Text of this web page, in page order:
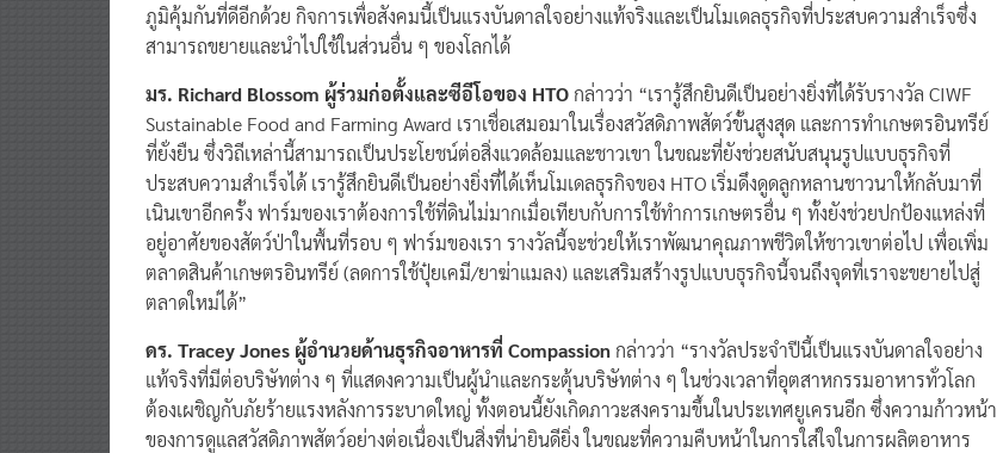
ภูมิคุ้มกันที่ดีอีกด้วย กิจการเพื่อสังคมนี้เป็นแรงบันดาลใจอย่างแท้จริงและเป็นโมเดลธุรกิจที่ประสบความสำเร็จซึ่ง
สามารถขยายและนำไปใช้ในส่วนอื่น ๆ ของโลกได้
มร. Richard Blossom ผู้ร่วมก่อตั้งและซีอีโอของ HTO กล่าวว่า “เรารู้สึกยินดีเป็นอย่างยิ่งที่ได้รับรางวัล CIWF
Sustainable Food and Farming Award เราเชื่อเสมอมาในเรื่องสวัสดิภาพสัตว์ขั้นสูงสุด และการทำเกษตรอินทรีย์
ที่ยั่งยืน ซึ่งวิถีเหล่านี้สามารถเป็นประโยชน์ต่อสิ่งแวดล้อมและชาวเขา ในขณะที่ยังช่วยสนับสนุนรูปแบบธุรกิจที่
ประสบความสำเร็จได้ เรารู้สึกยินดีเป็นอย่างยิ่งที่ได้เห็นโมเดลธุรกิจของ HTO เริ่มดึงดูดลูกหลานชาวนาให้กลับมาที่
เนินเขาอีกครั้ง ฟาร์มของเราต้องการใช้ที่ดินไม่มากเมื่อเทียบกับการใช้ทำการเกษตรอื่น ๆ ทั้งยังช่วยปกป้องแหล่งที่
อยู่อาศัยของสัตว์ป่าในพื้นที่รอบ ๆ ฟาร์มของเรา รางวัลนี้จะช่วยให้เราพัฒนาคุณภาพชีวิตให้ชาวเขาต่อไป เพื่อเพิ่ม
ตลาดสินค้าเกษตรอินทรีย์ (ลดการใช้ปุ๋ยเคมี/ยาฆ่าแมลง) และเสริมสร้างรูปแบบธุรกิจนี้จนถึงจุดที่เราจะขยายไปสู่
ตลาดใหม่ได้”
ดร. Tracey Jones ผู้อำนวยด้านธุรกิจอาหารที่ Compassion กล่าวว่า “รางวัลประจำปีนี้เป็นแรงบันดาลใจอย่าง
แท้จริงที่มีต่อบริษัทต่าง ๆ ที่แสดงความเป็นผู้นำและกระตุ้นบริษัทต่าง ๆ ในช่วงเวลาที่อุตสาหกรรมอาหารทั่วโลก
ต้องเผชิญกับภัยร้ายแรงหลังการระบาดใหญ่ ทั้งตอนนี้ยังเกิดภาวะสงครามขึ้นในประเทศยูเครนอีก ซึ่งความก้าวหน้า
ของการดูแลสวัสดิภาพสัตว์อย่างต่อเนื่องเป็นสิ่งที่น่ายินดียิ่ง ในขณะที่ความคืบหน้าในการใส่ใจในการผลิตอาหาร